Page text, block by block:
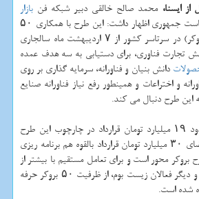
ایسنا،محمد صالح خالقی دبیر شبکه فن بازار
معاونت علمی و فناوری ریاست جمهوری اظهار داشت: این طرح با همکاری ۵۰
کارگزار تبادل فناوری ( بروکر) در سرتاسر کشور از ۷ اردیبهشت ماه سالجاری
تجارت فناوری، برای دستیابی به سه هدف عمده
دانش بنیان و فناورانه، سرمایه گذاری بر روی
و اختراعات و همینطور رفع نیاز فناورانه صنایع
طرح دنبال می کند.
وی ادامه داد: تا کنون حدود ۱۹ میلیارد تومان قرارداد در چارچوب این طرح
امضاء شده است و برای امضای ۳۰ میلیارد تومان قرارداد بالقوه هم برنامه ریزی
محور است و برای تعامل مستقیم با بیشتر از
۵ هزار شرکت دانش بنیان و دیگر فعالان زیست بوم، از ظرفیت ۵۰ بروکر حرفه
شده است.